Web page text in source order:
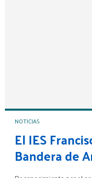
NOTICIAS
El IES
Bandera de